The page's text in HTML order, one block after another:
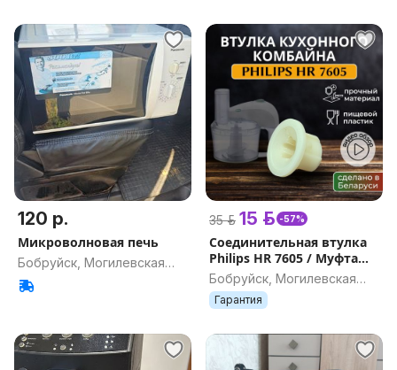
120 р.
Микроволновая печь
Бобруйск, Могилевская
обл.
35 р. 15 р. -57%
Соединительная втулка
Philips HR 7605 / Муфта
филипс 7605 / муфта
philips hr 7605 / Втулка
филипс
Бобруйск, Могилевская
обл.
Гарантия